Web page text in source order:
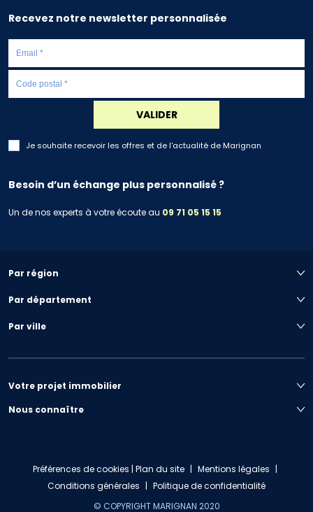
Recevez notre newsletter personnalisée
VALIDER
Je souhaite recevoir les offres et de l'actualité de Marignan
Besoin d’un échange plus personnalisé ?
Un de nos experts à votre écoute au 09 71 05 15 15
Par région
Par département
Par ville
Votre projet immobilier
Nous connaître
Préférences de cookies | Plan du site | Mentions légales |
Conditions générales | Politique de confidentialité
© COPYRIGHT MARIGNAN 2020